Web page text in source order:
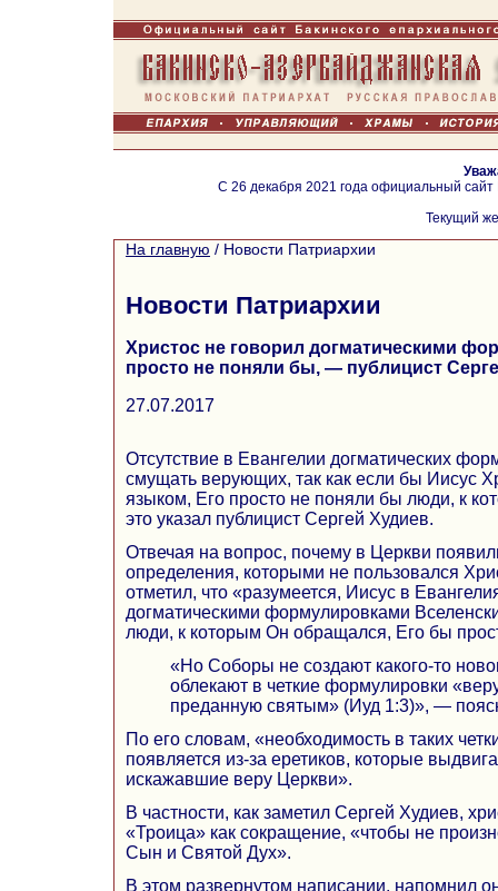
С 26 декабря 2021 года официальный
Текущий
На главную / Новости Патриархии
Новости Патриархии
Христос не говорил догматическими
просто не поняли бы, — публицист
27.07.2017
Отсутствие в Евангелии догматических
смущать верующих, так как если бы Иисус
языком, Его просто не поняли бы люди, к
это указал публицист Сергей Худиев.
Отвечая на вопрос, почему в Церкви
определения, которыми не пользовался
отметил, что «разумеется, Иисус в
догматическими формулировками
люди, к которым Он обращался, Его бы
«Но Соборы не создают какого-то
облекают в четкие формулировки
преданную святым» (Иуд 1:3)», —
По его словам, «необходимость в таких
появляется из-за еретиков, которые
искажавшие веру Церкви».
В частности, как заметил Сергей Худиев,
«Троица» как сокращение, «чтобы не
Сын и Святой Дух».
В этом развернутом написании, напомнил